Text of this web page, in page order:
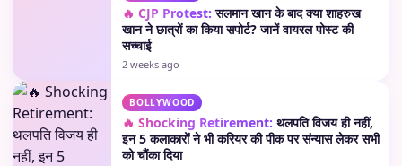
🔥 CJP Protest: सलमान खान के बाद क्या शाहरुख
खान ने छात्रों का किया सपोर्ट? जानें वायरल पोस्ट की
सच्चाई
2 weeks ago
BOLLYWOOD
🔥 Shocking Retirement: थलपति विजय ही नहीं,
इन 5 कलाकारों ने भी करियर की पीक पर संन्यास लेकर सभी
को चौंका दिया